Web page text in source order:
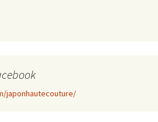
japonhautecouture/